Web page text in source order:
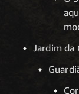
Jardim da